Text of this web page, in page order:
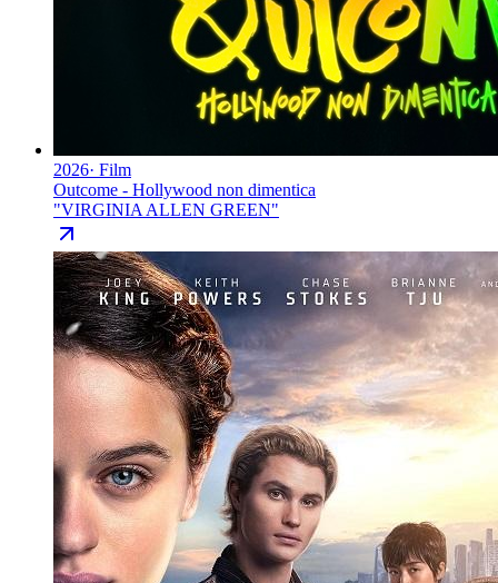
2026· Film
Outcome - Hollywood non dimentica
"VIRGINIA ALLEN GREEN"